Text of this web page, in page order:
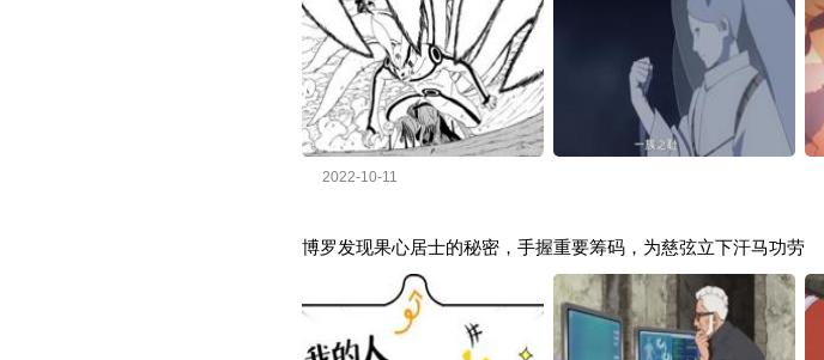
2022-10-11
博罗发现果心居士的秘密，手握重要筹码，为慈弦立下汗马功劳